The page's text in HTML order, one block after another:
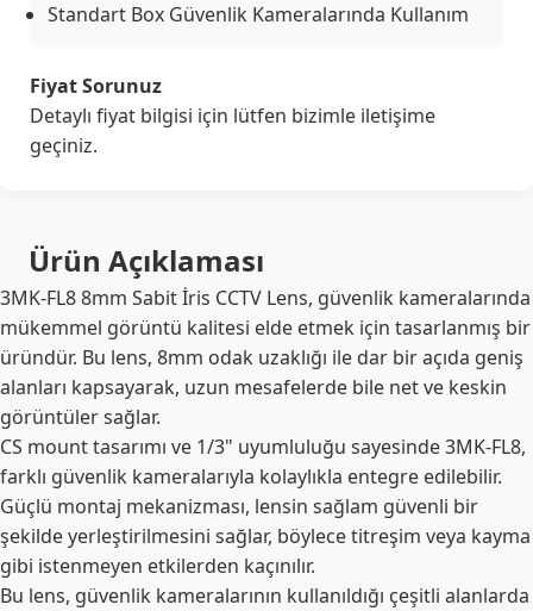
Standart Box Güvenlik Kameralarında Kullanım
Fiyat Sorunuz
Detaylı fiyat bilgisi için lütfen bizimle iletişime
geçiniz.
Ürün Açıklaması
3MK-FL8 8mm Sabit İris CCTV Lens, güvenlik kameralarında
mükemmel görüntü kalitesi elde etmek için tasarlanmış bir
üründür. Bu lens, 8mm odak uzaklığı ile dar bir açıda geniş
alanları kapsayarak, uzun mesafelerde bile net ve keskin
görüntüler sağlar.
CS mount tasarımı ve 1/3" uyumluluğu sayesinde 3MK-FL8,
farklı güvenlik kameralarıyla kolaylıkla entegre edilebilir.
Güçlü montaj mekanizması, lensin sağlam güvenli bir
şekilde yerleştirilmesini sağlar, böylece titreşim veya kayma
gibi istenmeyen etkilerden kaçınılır.
Bu lens, güvenlik kameralarının kullanıldığı çeşitli alanlarda